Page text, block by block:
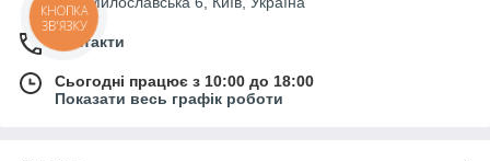
Контакти
Сьогодні працює з 10:00 до 18:00
Показати весь графік роботи
КНОПКА
ЗВ'ЯЗКУ